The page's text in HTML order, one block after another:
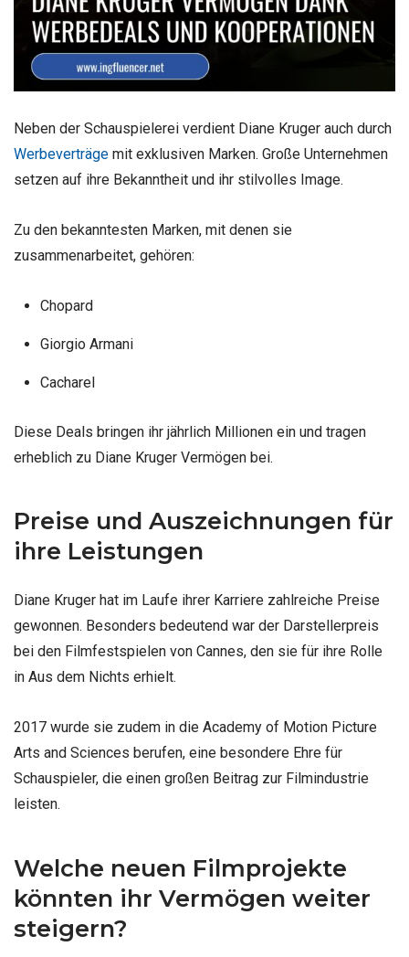
Neben der Schauspielerei verdient Diane Kruger auch durch
Werbeverträge mit exklusiven Marken. Große Unternehmen
setzen auf ihre Bekanntheit und ihr stilvolles Image.
Zu den bekanntesten Marken, mit denen sie
zusammenarbeitet, gehören:
Chopard
Giorgio Armani
Cacharel
Diese Deals bringen ihr jährlich Millionen ein und tragen
erheblich zu Diane Kruger Vermögen bei.
Preise und Auszeichnungen für
ihre Leistungen
Diane Kruger hat im Laufe ihrer Karriere zahlreiche Preise
gewonnen. Besonders bedeutend war der Darstellerpreis
bei den Filmfestspielen von Cannes, den sie für ihre Rolle
in Aus dem Nichts erhielt.
2017 wurde sie zudem in die Academy of Motion Picture
Arts and Sciences berufen, eine besondere Ehre für
Schauspieler, die einen großen Beitrag zur Filmindustrie
leisten.
Welche neuen Filmprojekte
könnten ihr Vermögen weiter
steigern?